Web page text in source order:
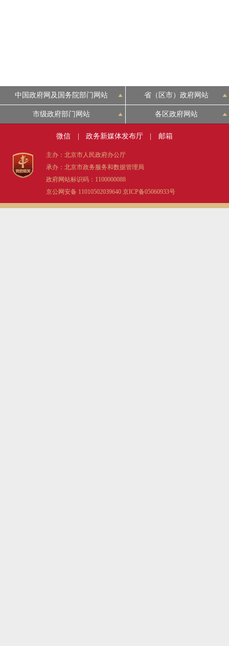
中国政府网及国务院部门网站 省（区市）政府网站
市级政府部门网站 各区政府网站
微信 政务新媒体发布厅 邮箱
主办：北京市人民政府办公厅
承办：北京市政务服务和数据管理局
政府网站标识码：1100000088
京公网安备 11010502039640 京ICP备05060933号